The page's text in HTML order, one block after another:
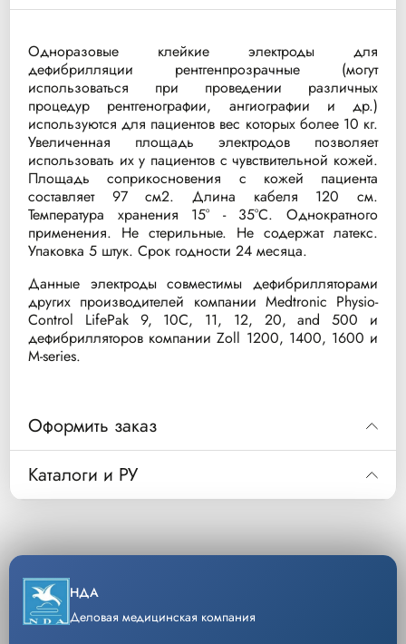
Оформить заказ
Каталоги и РУ
Одноразовые клейкие электроды для
дефибрилляции рентгенпрозрачные (могут
использоваться при проведении различных
процедур рентгенографии, ангиографии и др.)
используются для пациентов вес которых более 10 кг.
Увеличенная площадь электродов позволяет
использовать их у пациентов с чувствительной кожей.
Площадь соприкосновения с кожей пациента
составляет 97 см2. Длина кабеля 120 см.
Температура хранения 15° - 35°C. Однократного
применения. Не стерильные. Не содержат латекс.
Упаковка 5 штук. Срок годности 24 месяца.
Данные электроды совместимы дефибрилляторами
других производителей компании Medtronic Physio-
Control LifePak 9, 10C, 11, 12, 20, and 500 и
дефибрилляторов компании Zoll 1200, 1400, 1600 и
M-series.
Код M3718A
Многофункциональные адгезивные электроды
Уп/шт. 1
Кол-во
Скачать каталог
НДА
Деловая медицинская компания